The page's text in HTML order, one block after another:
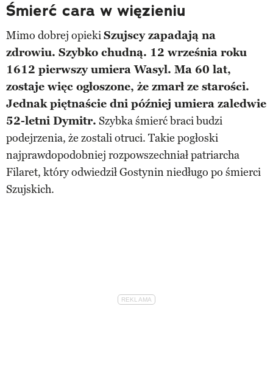
Śmierć cara w więzieniu
Mimo dobrej opiekiSzujscy zapadają na
zdrowiu. Szybko chudną. 12 września roku
1612 pierwszy umiera Wasyl. Ma 60 lat,
zostaje więc ogłoszone, że zmarł ze starości.
Jednak piętnaście dni później umiera zaledwie
52-letni Dymitr. Szybka śmierć braci budzi
podejrzenia, że zostali otruci. Takie pogłoski
najprawdopodobniej rozpowszechniał patriarcha
Filaret, który odwiedził Gostynin niedługo po śmierci
Szujskich.